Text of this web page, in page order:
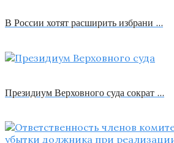
В России хотят расширить избрани …
Президиум Верховного суда сократ …